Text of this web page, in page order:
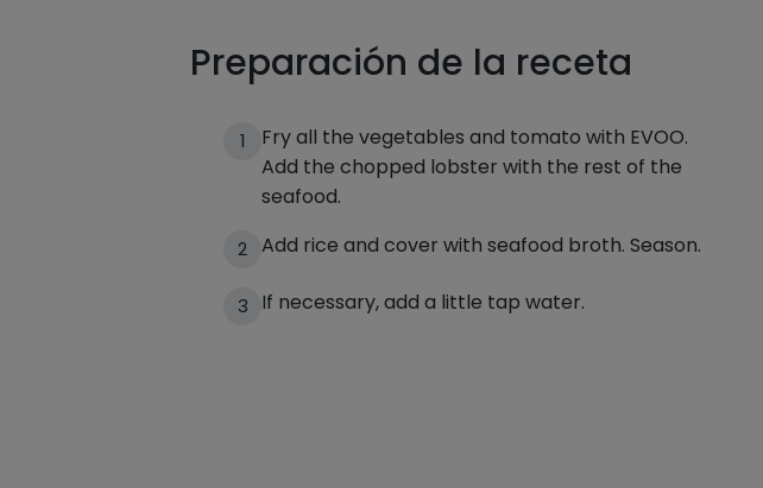
Preparación de la receta
1
Fry all the vegetables and tomato with EVOO.
Add the chopped lobster with the rest of the
seafood.
2 Add rice and cover with seafood broth. Season.
3 If necessary, add a little tap water.